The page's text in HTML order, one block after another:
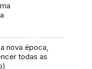
nova época,
todas as